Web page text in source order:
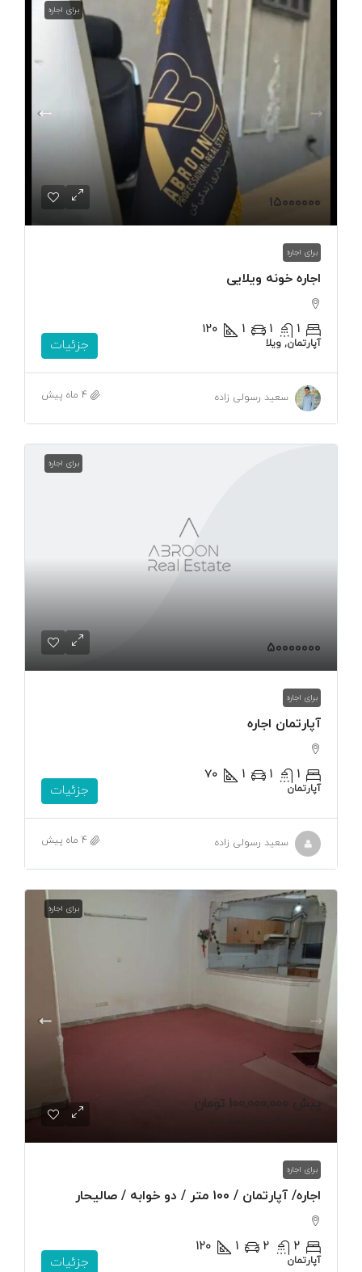
برای اجاره
۱۵۰۰۰۰۰۰
برای اجاره
اجاره خونه ویلایی
1
1
1 ۱۲۰
آپارتمان, ویلا جزئیات
سعید رسولی زاده 4 ماه پیش
برای اجاره
۵۰۰۰۰۰۰۰
برای اجاره
آپارتمان اجاره
1
1
1 ۷۰
آپارتمان جزئیات
سعید رسولی زاده 4 ماه پیش
برای اجاره
پیش 100,000,000 تومان
برای اجاره
اجاره/ آپارتمان / ۱۰۰ متر / دو خوابه / صالیحار
2
2
1
120
آپارتمان جزئیات